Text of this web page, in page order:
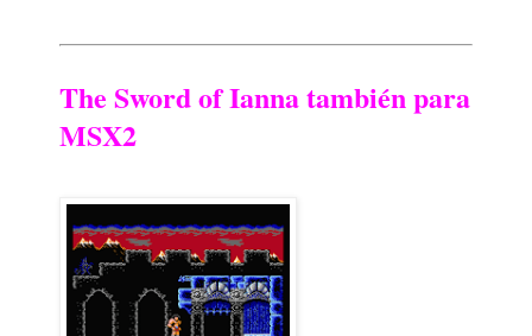
The Sword of Ianna también para
MSX2